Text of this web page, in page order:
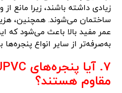
زیادی داشته باشند، زیرا مانع
ساختمان می‌شوند. همچنین،
عمر مفید بالا باعث می‌شود که
به‌صرفه‌تر از سایر انواع پنجره‌ها
مقاوم هستند؟